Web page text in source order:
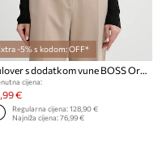
-5% s kodom: OFF*
cijena:
€
Regularna cijena:128,90 €
Najniža cijena:76,99 €